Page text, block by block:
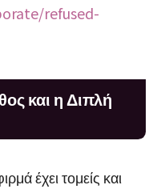
refused-
και η Διπλή
έχει τομείς και